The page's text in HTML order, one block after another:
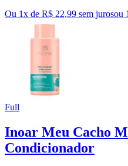
Ou 1x de R$ 22,99 sem jurosou
Full
Inoar Meu Cacho
Condicionador